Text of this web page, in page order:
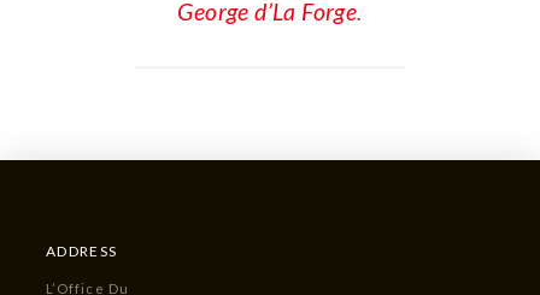
George d’La Forge.
ADDRESS
L’Office Du